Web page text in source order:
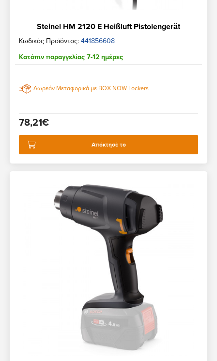
Steinel HM 2120 E Heißluft Pistolengerät
Κωδικός Προϊόντος: 441856608
Κατόπιν παραγγελίας 7-12 ημέρες
Δωρεάν Μεταφορικά με BOX NOW Lockers
78,21€
Απόκτησέ το